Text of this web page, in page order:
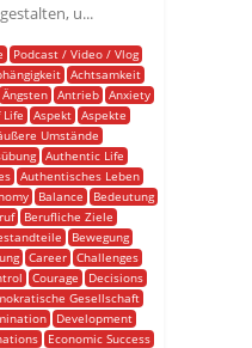
u...
Podcast / Video / Vlog
Achtsamkeit
Ängsten Antrieb
Anxiety
Life Aspekt Aspekte
Umstände
Authentic Life
Authentisches Leben
Balance
Bedeutung
Berufliche Ziele
Bewegung
Career Challenges
Courage
Decisions
Gesellschaft
Development
Economic Success